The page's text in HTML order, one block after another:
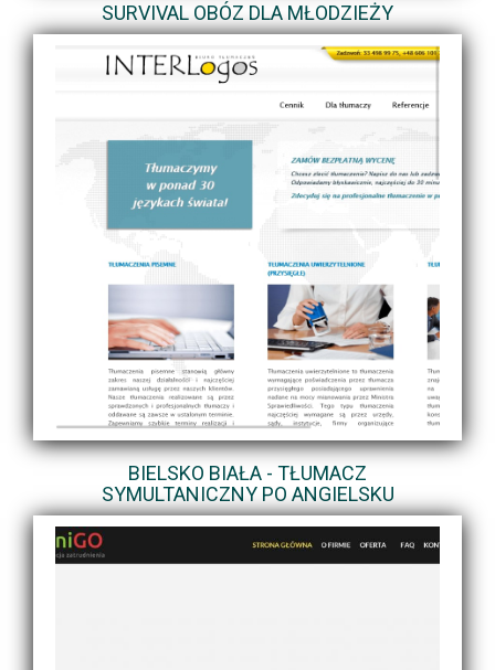
SURVIVAL OBÓZ DLA MŁODZIEŻY
BIELSKO BIAŁA - TŁUMACZ
SYMULTANICZNY PO ANGIELSKU